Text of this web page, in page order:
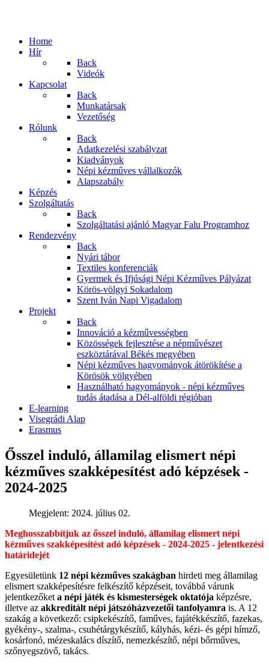
Home
Hír
Back
Videók
Kapcsolat
Back
Munkatársak
Vezetőség
Rólunk
Back
Adatkezelési szabályzat
Kiadványok
Népi kézműves vállalkozók
Alapszabály
Képzés
Szolgáltatás
Back
Szolgáltatási ajánló Magyar Falu Programhoz
Rendezvény
Back
Nyári tábor
Textiles konferenciák
Gyermek és Ifjúsági Népi Kézműves Pályázat
Körös-völgyi Sokadalom
Szent Iván Napi Vigadalom
Projekt
Back
Innováció a kézművességben
Közösségek fejlesztése a népművészet
eszköztárával Békés megyében
Népi kézműves hagyományok átörökítése a
Körösök völgyében
Használható hagyományok - népi kézműves
tudás átadása a Dél-alföldi régióban
E-learning
Visegrádi Alap
Erasmus
Ősszel induló, államilag elismert népi
kézműves szakképesítést adó képzések -
2024-2025
Megjelent: 2024. július 02.
Meghosszabbítjuk az ősszel induló, államilag elismert népi
kézműves szakképesítést adó képzések - 2024-2025 - jelentkezési
határidejét
Egyesületünk 12 népi kézműves szakágban hirdeti meg államilag
elismert szakképesítésre felkészítő képzéseit, továbbá várunk
jelentkezőket a népi játék és kismesterségek oktatója képzésre,
illetve az akkreditált népi játszóházvezetői tanfolyamra is. A 12
szakág a következő: csipkekészítő, faműves, fajátékkészítő, fazekas,
gyékény-, szalma-, csuhétárgykészítő, kályhás, kézi- és gépi hímző,
kosárfonó, mézeskalács díszítő, nemezkészítő, népi bőrműves,
szőnyegszövő, takács.